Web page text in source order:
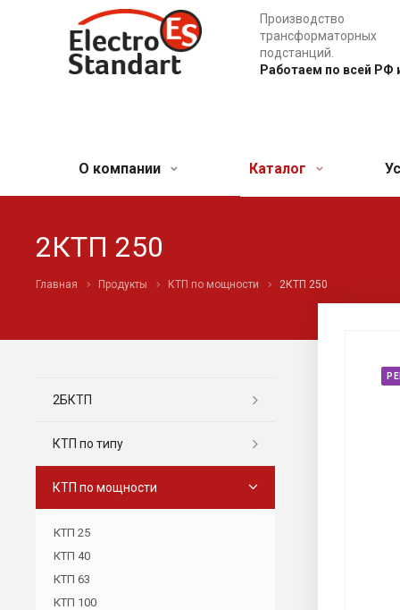
Производство
трансформаторных
подстанций.
Работаем по всей РФ
О компании Каталог
2КТП 250
Главная Продукты КТП по мощности 2КТП 250
2БКТП
КТП по типу
КТП по мощности
КТП 25
КТП 40
КТП 63
КТП 100